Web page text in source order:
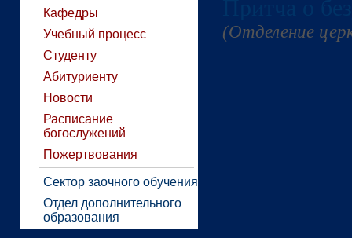
Кафедры
Учебный процесс
Студенту
Абитуриенту
Новости
Расписание
богослужений
Пожертвования
Сектор заочного обучения
Отдел дополнительного
образования
(Отделение